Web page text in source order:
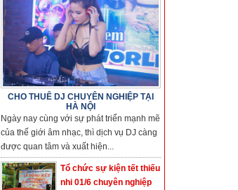
CHO THUÊ DJ CHUYÊN NGHIỆP TẠI
HÀ NỘI
Ngày nay cùng với sự phát triển mạnh mẽ
của thế giới âm nhạc, thì dịch vụ DJ càng
được quan tâm và xuất hiện...
Tổ chức sự kiện tết thiếu
nhi 01/6 chuyên nghiệp